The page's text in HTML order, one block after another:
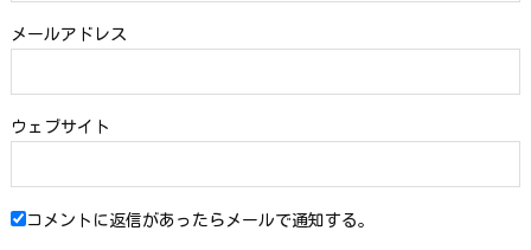
メールアドレス
ウェブサイト
コメントに返信があったらメールで通知する。